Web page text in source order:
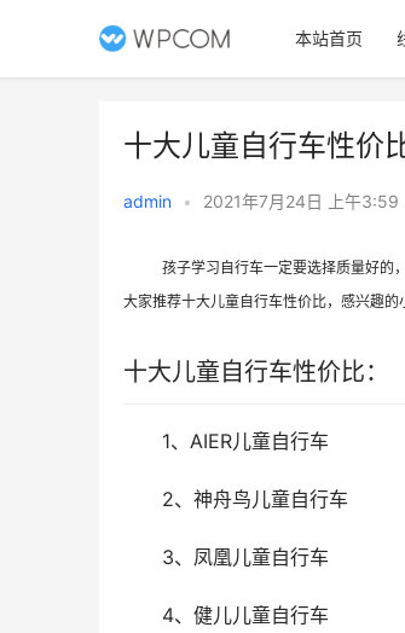
本站首页
十大儿童自行车性价
admin • 2021年7月24日 上午3:59
孩子学习自行车一定要选择质量好的
大家推荐十大儿童自行车性价比，感兴趣的
十大儿童自行车性价比：
1、AIER儿童自行车
2、神舟鸟儿童自行车
3、凤凰儿童自行车
4、健儿儿童自行车